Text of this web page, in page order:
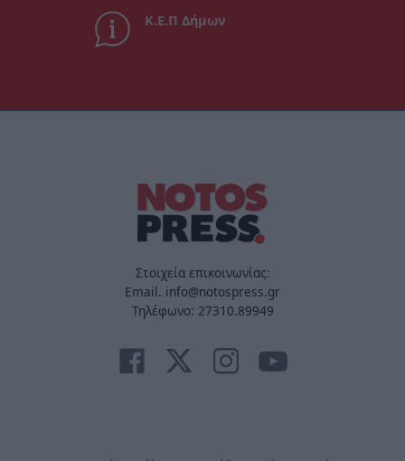
Κ.Ε.Π Δήμων
Στοιχεία επικοινωνίας:
Email. info@notospress.gr
Τηλέφωνο: 27310.89949